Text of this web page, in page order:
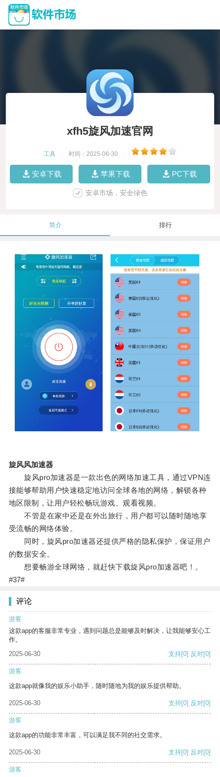
xfh5旋风加速官网
工具 时间：2025-06-30
安卓下载 苹果下载 PC下载
安卓市场，安全绿色
简介 排行
旋风风加速器
旋风pro加速器是一款出色的网络加速工具，通过VPN连
接能够帮助用户快速稳定地访问全球各地的网络，解锁各种
地区限制，让用户轻松畅玩游戏、观看视频。
不管是在家中还是在外出旅行，用户都可以随时随地享
受流畅的网络体验。
同时，旋风pro加速器还提供严格的隐私保护，保证用户
的数据安全。
想要畅游全球网络，就赶快下载旋风pro加速器吧！。
#37#
评论
游客
这款app的客服非常专业，遇到问题总是能够及时解决，让我能够安心工
作。
2025-06-30
支持[0] 反对[0]
游客
这款app就像我的娱乐小助手，随时随地为我的娱乐提供帮助。
2025-06-30 支持[0] 反对[0]
游客
这款app的功能非常丰富，可以满足我不同的社交需求。
2025-06-30 支持[0] 反对[0]
游客